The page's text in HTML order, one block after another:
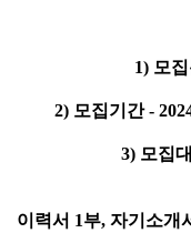
1) 모
2) 모집기간 -
3) 모집
이력서 1부, 자기소개